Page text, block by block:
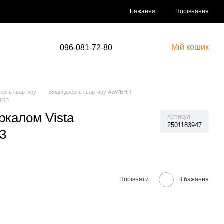
Бажання Порівняння
096-081-72-80 Мій кошик
в квартиру
Вхідні двері в квартиру ABWEHR
Vista
Артикул
2501183947
Порівняти В бажання